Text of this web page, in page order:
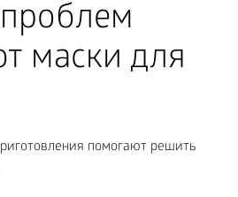
маски для
помогают решить